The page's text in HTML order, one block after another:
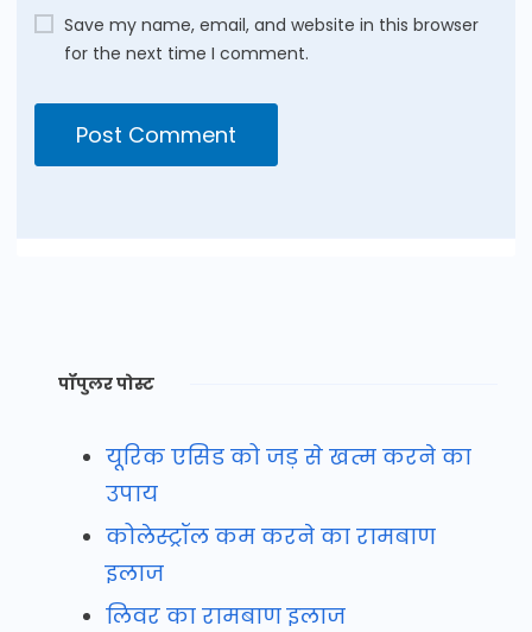
Save my name, email, and website in this browser
for the next time I comment.
पॉपुलर पोस्ट
यूरिक एसिड को जड़ से खत्म करने का
उपाय
कोलेस्ट्रॉल कम करने का रामबाण
इलाज
लिवर का रामबाण इलाज